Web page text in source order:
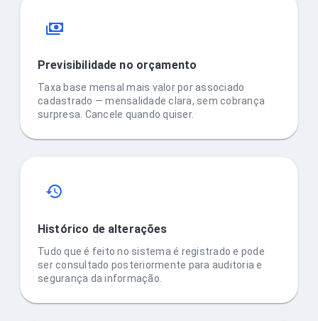
Previsibilidade no orçamento
Taxa base mensal mais valor por associado
cadastrado — mensalidade clara, sem cobrança
surpresa. Cancele quando quiser.
Histórico de alterações
Tudo que é feito no sistema é registrado e pode
ser consultado posteriormente para auditoria e
segurança da informação.